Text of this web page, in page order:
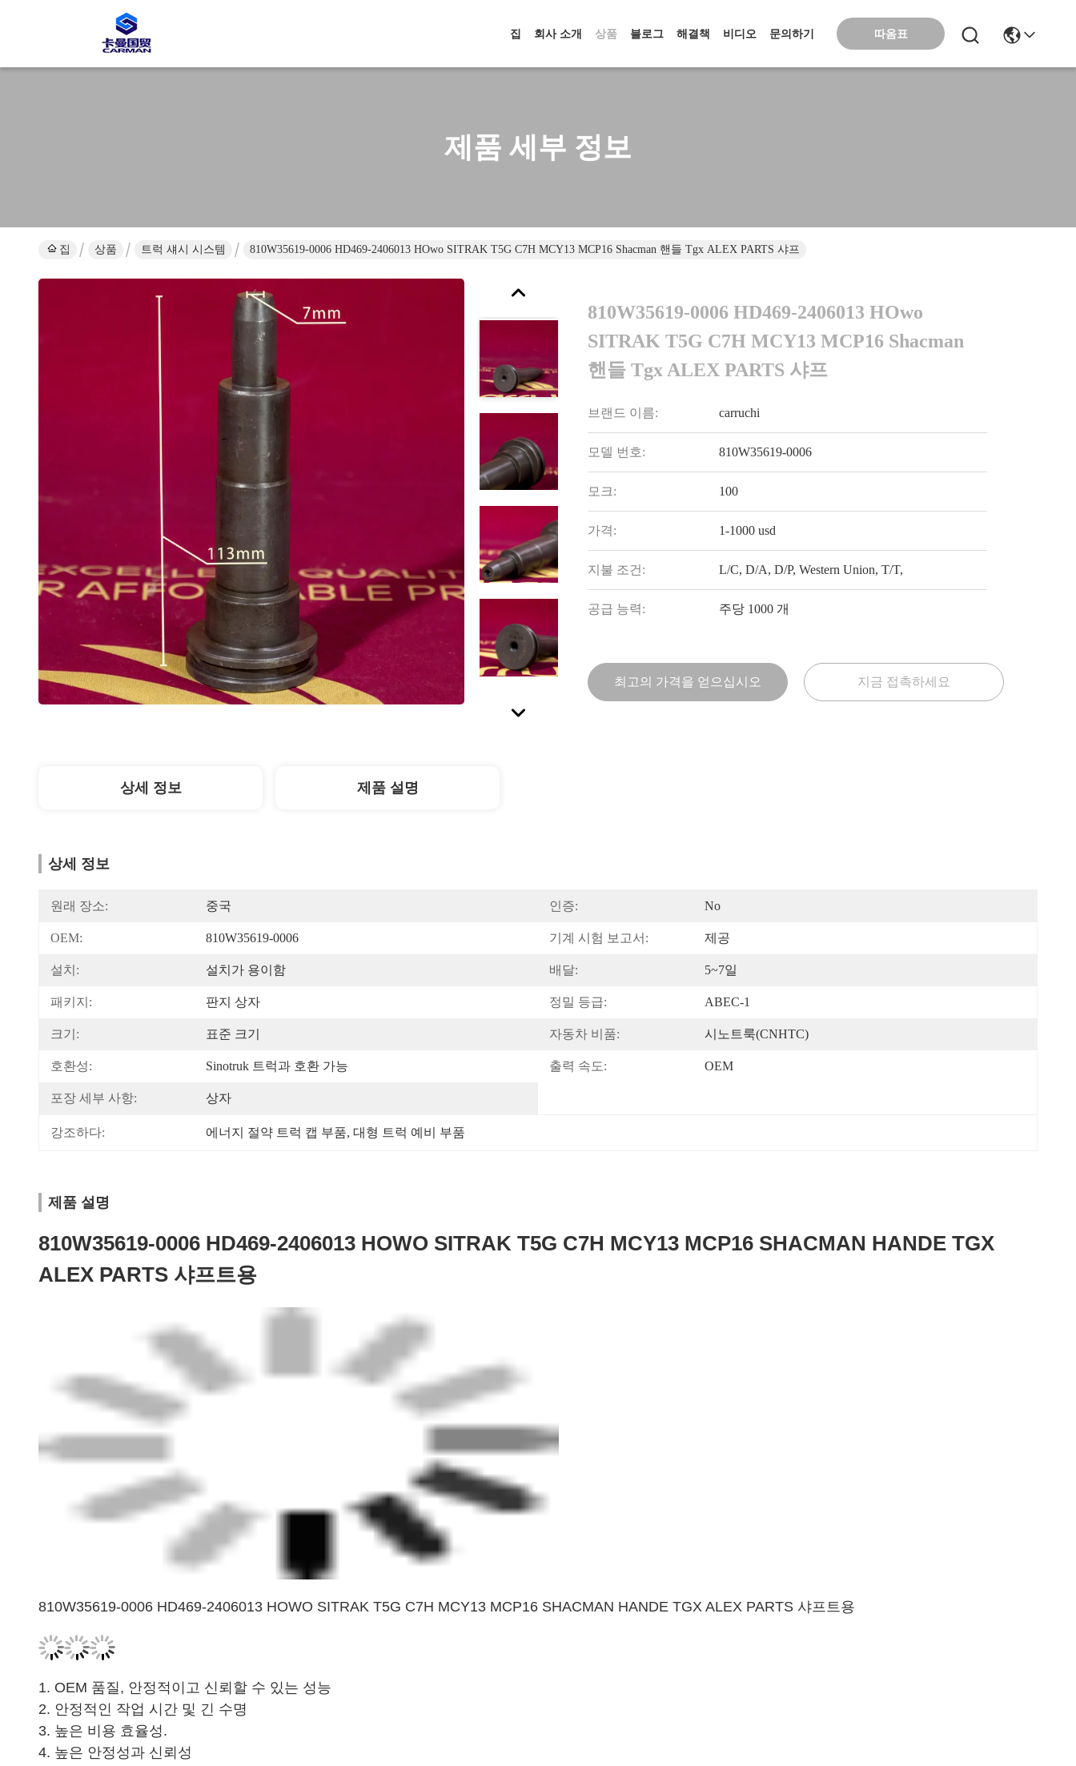
집 회사 소개 상품 블로그 해결책 비디오 문의하기 따옴표
제품 세부 정보
집 상품 트럭 섀시 시스템 810W35619-0006 HD469-2406013 HOwo SITRAK T5G C7H MCY13 MCP16 Shacman 핸들 Tgx ALEX PARTS 샤프
810W35619-0006 HD469-2406013 HOwo
SITRAK T5G C7H MCY13 MCP16 Shacman
핸들 Tgx ALEX PARTS 샤프
브랜드 이름: carruchi
모델 번호: 810W35619-0006
모크: 100
가격: 1-1000 usd
지불 조건: L/C, D/A, D/P, Western Union, T/T,
공급 능력: 주당 1000 개
최고의 가격을 얻으십시오 지금 접촉하세요
상세 정보 제품 설명
상세 정보
원래 장소: 중국 인증: No
OEM: 810W35619-0006 기계 시험 보고서: 제공
설치: 설치가 용이함 배달: 5~7일
패키지: 판지 상자 정밀 등급: ABEC-1
크기: 표준 크기 자동차 비품: 시노트룩(CNHTC)
호환성: Sinotruk 트럭과 호환 가능 출력 속도: OEM
포장 세부 사항: 상자
강조하다: 에너지 절약 트럭 캡 부품, 대형 트럭 예비 부품
제품 설명
810W35619-0006 HD469-2406013 HOWO SITRAK T5G C7H MCY13 MCP16 SHACMAN HANDE TGX
ALEX PARTS 샤프트용
810W35619-0006 HD469-2406013 HOWO SITRAK T5G C7H MCY13 MCP16 SHACMAN HANDE TGX ALEX PARTS 샤프트용